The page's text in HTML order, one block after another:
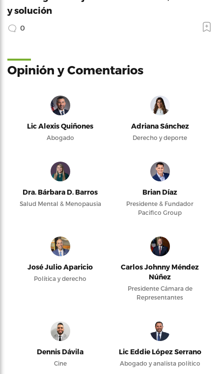
y solución
0
Opinión y Comentarios
Lic Alexis Quiñones
Abogado
Adriana Sánchez
Derecho y deporte
Dra. Bárbara D. Barros
Salud Mental & Menopausia
Brian Díaz
Presidente & Fundador
Pacifico Group
José Julio Aparicio
Política y derecho
Carlos Johnny Méndez
Núñez
Presidente Cámara de
Representantes
Dennis Dávila
Cine
Lic Eddie López Serrano
Abogado y analista político